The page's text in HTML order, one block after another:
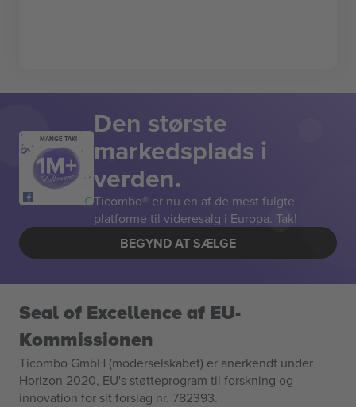
MANGE TAK! Den største
markedsplads i
verden.
Ticombo® er nu en af de mest fulgte
platforme til videresalg i Europa. Tak!
BEGYND AT SÆLGE
Seal of Excellence af EU-
Kommissionen
Ticombo GmbH (moderselskabet) er anerkendt under
Horizon 2020, EU's støtteprogram til forskning og
innovation for sit forslag nr. 782393.